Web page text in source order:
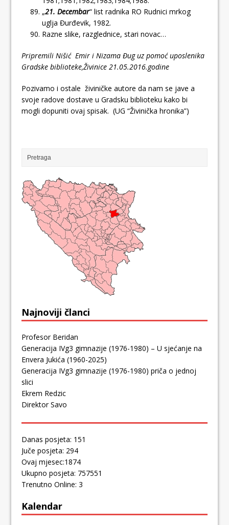
„21. Decembar“ list radnika RO Rudnici mrkog
uglja Đurđevik, 1982.
Razne slike, razglednice, stari novac…
Pripremili Nišić Emir i Nizama Đug uz pomoć uposlenika
Gradske biblioteke,Živinice 21.05.2016.godine
Pozivamo i ostale živiničke autore da nam se jave a
svoje radove dostave u Gradsku biblioteku kako bi
mogli dopuniti ovaj spisak. (UG “Živinička hronika”)
Najnoviji članci
Profesor Beridan
Generacija IVg3 gimnazije (1976-1980) – U sjećanje na
Envera Jukića (1960-2025)
Generacija IVg3 gimnazije (1976-1980) priča o jednoj
slici
Ekrem Redzic
Direktor Savo
Danas posjeta: 151
Juče posjeta: 294
Ovaj mjesec:1874
Ukupno posjeta: 757551
Trenutno Online: 3
Kalendar